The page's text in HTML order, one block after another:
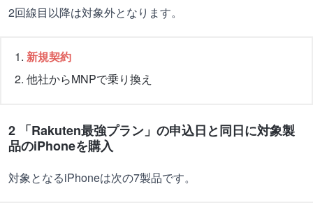
2回線目以降は対象外となります。
新規契約
他社からMNPで乗り換え
2 「Rakuten最強プラン」の申込日と同日に対象製
品のiPhoneを購入
対象となるiPhoneは次の7製品です。